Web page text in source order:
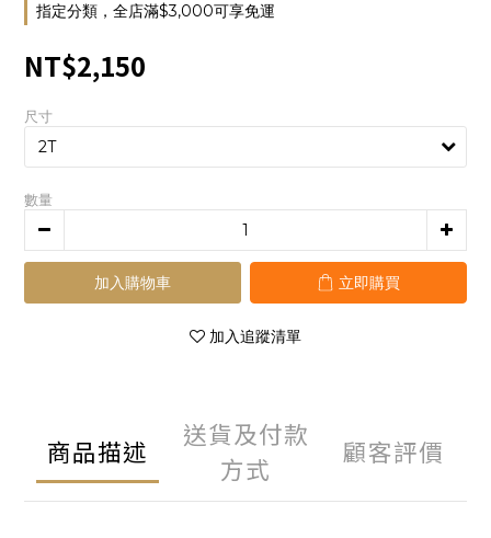
指定分類，全店滿$3,000可享免運
NT$2,150
尺寸
數量
加入購物車 立即購買
加入追蹤清單
商品描述
送貨及付款
方式
顧客評價